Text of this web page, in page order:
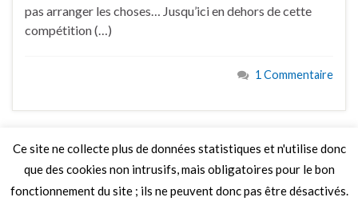
pas arranger les choses… Jusqu’ici en dehors de cette
compétition (…)
1 Commentaire
LIRE PLUS
Ce site ne collecte plus de données statistiques et n'utilise donc
que des cookies non intrusifs, mais obligatoires pour le bon
fonctionnement du site ; ils ne peuvent donc pas être désactivés.